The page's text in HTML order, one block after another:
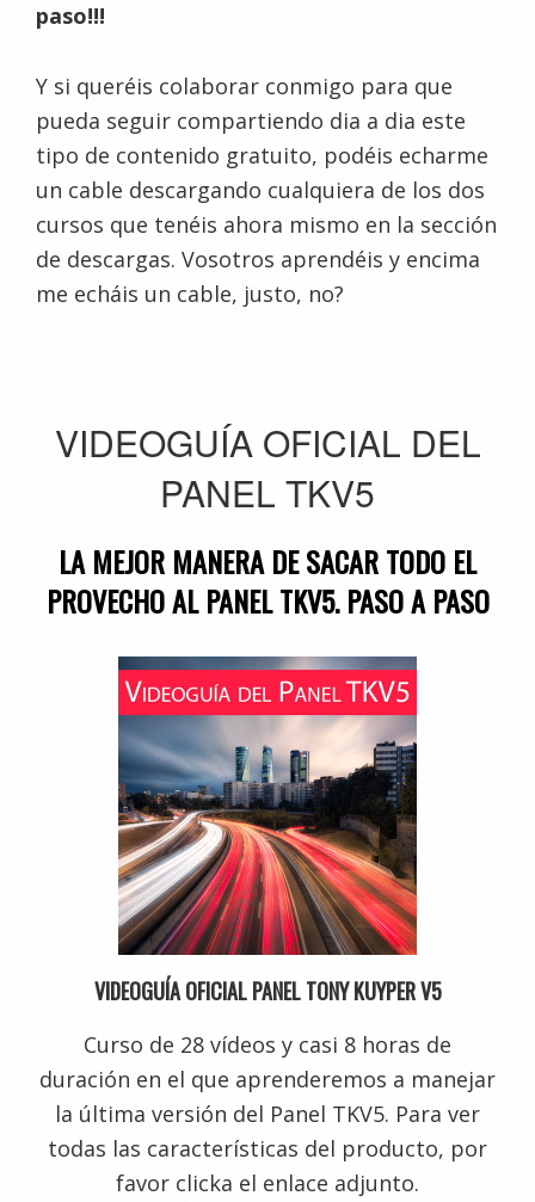
paso!!!
Y si queréis colaborar conmigo para que
pueda seguir compartiendo dia a dia este
tipo de contenido gratuito, podéis echarme
un cable descargando cualquiera de los dos
cursos que tenéis ahora mismo en la sección
de descargas. Vosotros aprendéis y encima
me echáis un cable, justo, no?
VIDEOGUÍA OFICIAL DEL
PANEL TKV5
LA MEJOR MANERA DE SACAR TODO EL
PROVECHO AL PANEL TKV5. PASO A PASO
VIDEOGUÍA OFICIAL PANEL TONY KUYPER V5
Curso de 28 vídeos y casi 8 horas de
duración en el que aprenderemos a manejar
la última versión del Panel TKV5. Para ver
todas las características del producto, por
favor clicka el enlace adjunto.